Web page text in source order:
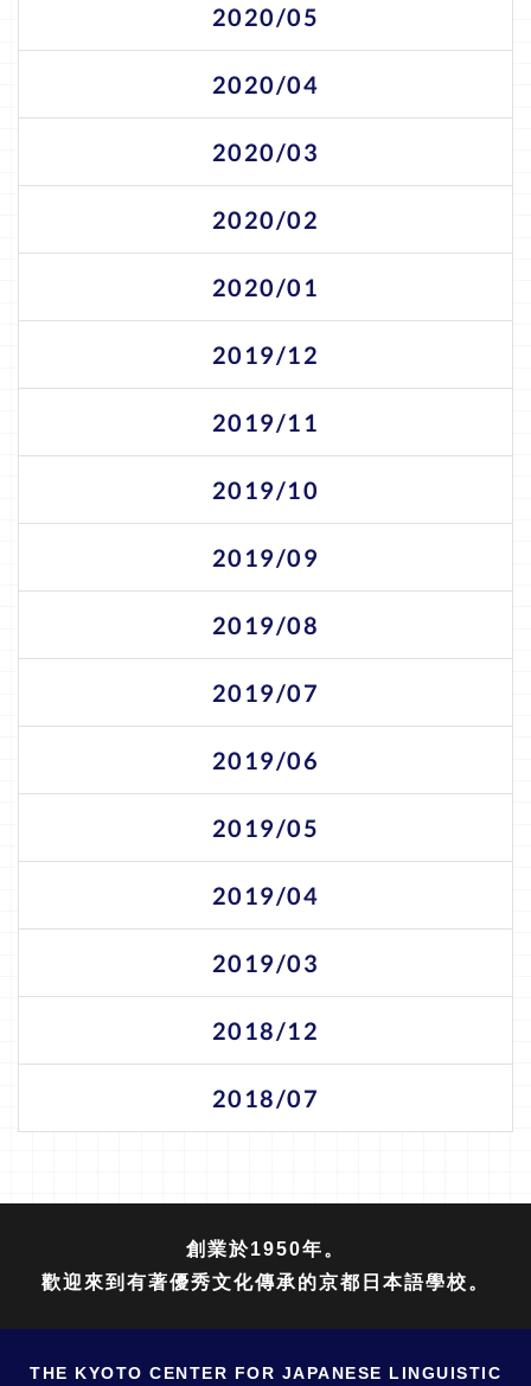
2020/05
2020/04
2020/03
2020/02
2020/01
2019/12
2019/11
2019/10
2019/09
2019/08
2019/07
2019/06
2019/05
2019/04
2019/03
2018/12
2018/07
創業於1950年。
歡迎來到有著優秀文化傳承的京都日本語學校。
THE KYOTO CENTER FOR JAPANESE LINGUISTIC